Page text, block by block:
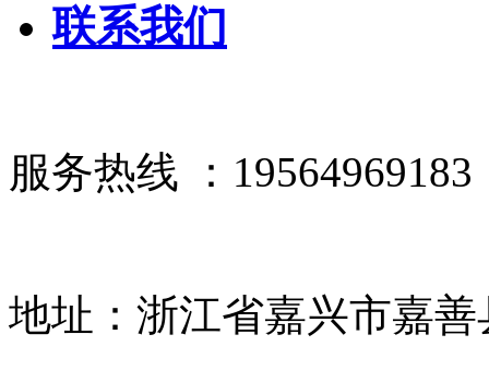
联系我们
服务热线 ：19564969183
地址：浙江省嘉兴市嘉